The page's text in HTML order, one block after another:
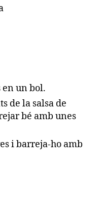
en un bol.
de la salsa de
bé amb unes
i barreja-ho amb